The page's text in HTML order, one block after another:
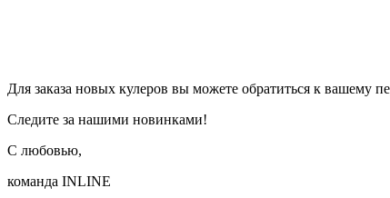
Для заказа новых кулеров вы можете обратиться к вашему
Следите за нашими новинками!
С любовью,
команда INLINE